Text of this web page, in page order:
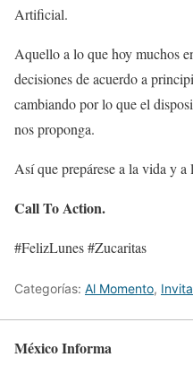
Artificial.
Aquello a lo que hoy muchos
decisiones de acuerdo a
cambiando por lo que el
nos proponga.
Así que prepárese a la vida y
Call To Action.
#FelizLunes #Zucaritas
Categorías: Al Momento,
México Informa